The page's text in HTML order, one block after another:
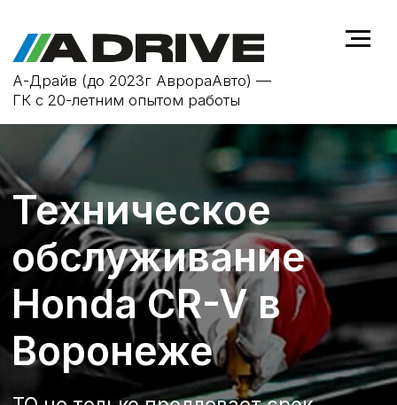
А-Драйв (до 2023г АврораАвто) —
Техническое
обслуживание
Honda CR-V в
Воронеже
ТО не только продлевает срок
службы автомобиля Honda CR-V, но
и повышает безопасность на
дороге, устраняя возможные
неисправности на ранней стадии.